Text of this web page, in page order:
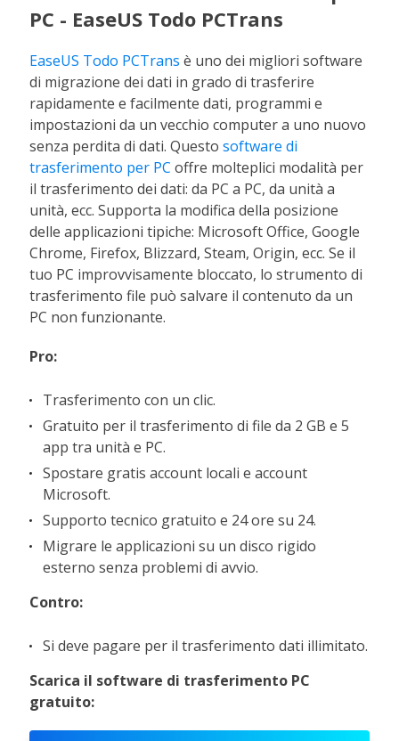
PC - EaseUS Todo PCTrans
EaseUS Todo PCTrans è uno dei migliori software
di migrazione dei dati in grado di trasferire
rapidamente e facilmente dati, programmi e
impostazioni da un vecchio computer a uno nuovo
senza perdita di dati. Questosoftware di
trasferimento per PC offre molteplici modalità per
il trasferimento dei dati: da PC a PC, da unità a
unità, ecc. Supporta la modifica della posizione
delle applicazioni tipiche: Microsoft Office, Google
Chrome, Firefox, Blizzard, Steam, Origin, ecc. Se il
tuo PC improvvisamente bloccato, lo strumento di
trasferimento file può salvare il contenuto da un
PC non funzionante.
Pro:
Trasferimento con un clic.
Gratuito per il trasferimento di file da 2 GB e 5
app tra unità e PC.
Spostare gratis account locali e account
Microsoft.
Supporto tecnico gratuito e 24 ore su 24.
Migrare le applicazioni su un disco rigido
esterno senza problemi di avvio.
Contro:
Si deve pagare per il trasferimento dati illimitato.
Scarica il software di trasferimento PC
gratuito: